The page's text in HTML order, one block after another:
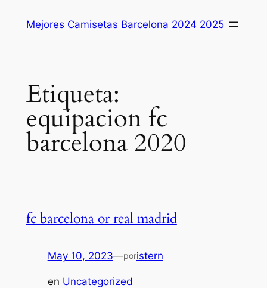
Mejores Camisetas Barcelona 2024 2025
Etiqueta:
equipacion fc
barcelona 2020
fc barcelona or real madrid
May 10, 2023—poristern
en Uncategorized